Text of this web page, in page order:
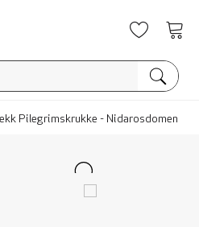
Pilegrimskrukke - Nidarosdomen